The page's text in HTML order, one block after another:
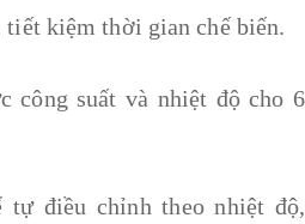
tiết kiệm thời gian chế biến.
công suất và nhiệt độ cho 6
tự điều chỉnh theo nhiệt độ,